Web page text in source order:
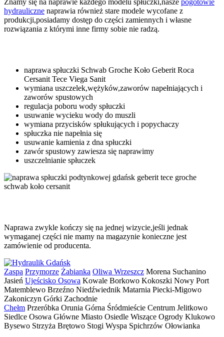
hydrauliczne naprawia również stare modele wycofane z
produkcji,posiadamy dostęp do części zamiennych i własne
rozwiązania z którymi inne firmy sobie nie radzą.
naprawa spłuczki Schwab Groche Koło Geberit Roca
Cersanit Tece Viega Sanit
wymiana uszczelek,wężyków,zaworów napełniających i
zaworów spustowych
regulacja poboru wody spłuczki
usuwanie wycieku wody do muszli
wymiana przycisków spłukujących i popychaczy
spłuczka nie napełnia się
usuwanie kamienia z dna spłuczki
zawór spustowy zawiesza się naprawimy
uszczelnianie spłuczek
Naprawa zwykle kończy się na jednej wizycie,jeśli jednak
wymaganej części nie mamy na magazynie konieczne jest
zamówienie od producenta.
Zaspa Przymorze Żabianka Oliwa Wrzeszcz Morena Suchanino
Jasień Ujeścisko Osowa Kowale Borkowo Kokoszki Nowy Port
Matemblewo Brzeźno Niedźwiednik Matarnia Piecki-Migowo
Zakoniczyn Górki Zachodnie
Chełm Przeróbka Orunia Górna Śródmieście Centrum Jelitkowo
Siedlce Osowa Główne Miasto Osiedle Wiszące Ogrody Klukowo
Bysewo Strzyża Brętowo Stogi Wyspa Spichrzów Ołowianka